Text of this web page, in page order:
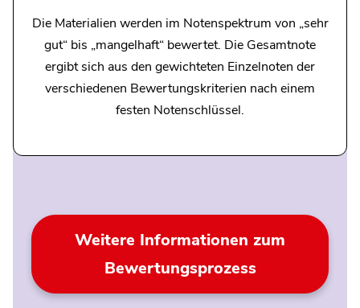
Die Materialien werden im Notenspektrum von „sehr
gut“ bis „mangelhaft“ bewertet. Die Gesamtnote
ergibt sich aus den gewichteten Einzelnoten der
verschiedenen Bewertungskriterien nach einem
festen Notenschlüssel.
Weitere Informationen zum
Bewertungsprozess